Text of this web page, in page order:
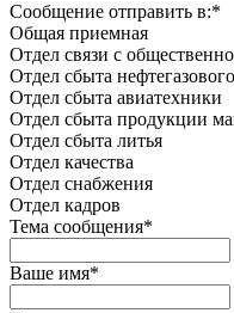
Сообщение отправить в:*
Общая приемная
Отдел связи с
Oтдел сбыта
Отдел сбыта авиатехники
Отдел сбыта продукции
Отдел сбыта литья
Отдел качества
Oтдел снабжения
Отдел кадров
Тема сообщения*
Ваше имя*